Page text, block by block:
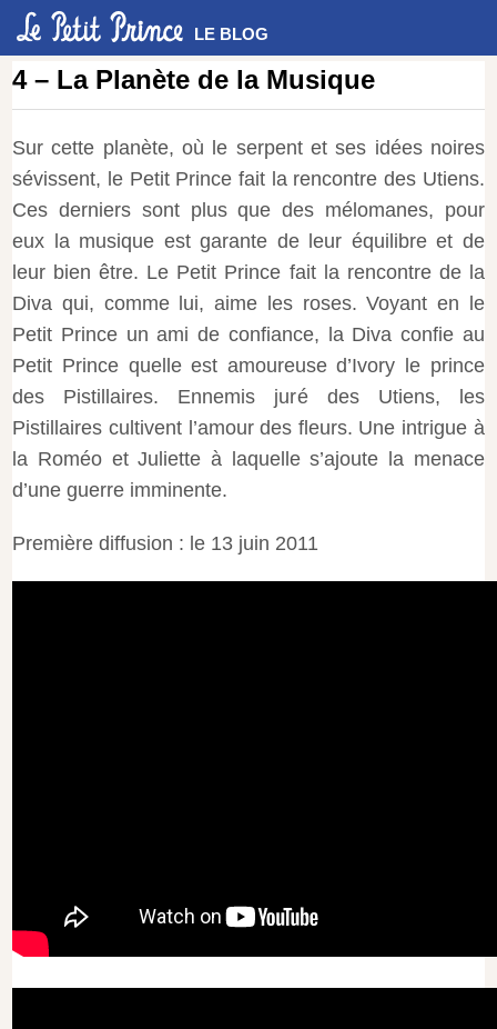
LE BLOG
4 – La Planète de la Musique
Sur cette planète, où le serpent et ses idées noires
sévissent, le Petit Prince fait la rencontre des Utiens.
Ces derniers sont plus que des mélomanes, pour
eux la musique est garante de leur équilibre et de
leur bien être. Le Petit Prince fait la rencontre de la
Diva qui, comme lui, aime les roses. Voyant en le
Petit Prince un ami de confiance, la Diva confie au
Petit Prince quelle est amoureuse d’Ivory le prince
des Pistillaires. Ennemis juré des Utiens, les
Pistillaires cultivent l’amour des fleurs. Une intrigue à
la Roméo et Juliette à laquelle s’ajoute la menace
d’une guerre imminente.
Première diffusion : le 13 juin 2011